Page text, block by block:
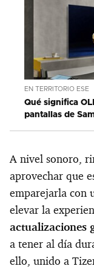
EN TERRITORIO ESE
Qué significa
pantallas de
A nivel sonoro,
aprovechar que
emparejarla con
elevar la
actualizaciones
a tener al día
ello, unido a